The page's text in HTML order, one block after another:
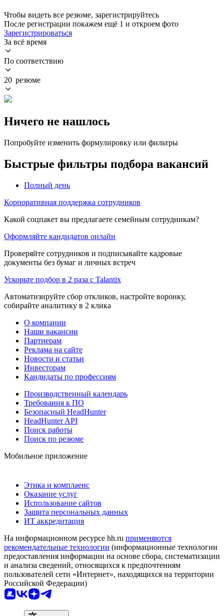
Чтобы видеть все резюме, зарегистрируйтесь
После регистрации покажем ещё 1 и откроем фото
Зарегистрироваться
За всё время
По соответствию
20 резюме
Ничего не нашлось
Попробуйте изменить формулировку или фильтры
Быстрые фильтры подбора вакансий
Полный день
Корпоративная поддержка сотрудников
Какой соцпакет вы предлагаете семейным сотрудникам?
Оформляйте кандидатов онлайн
Проверяйте сотрудников и подписывайте кадровые
документы без бумаг и личных встреч
Ускорьте подбор в 2 раза с Talantix
Автоматизируйте сбор откликов, настройте воронку,
собирайте аналитику в 2 клика
О компании
Наши вакансии
Партнерам
Реклама на сайте
Новости и статьи
Инвесторам
Кандидаты по профессиям
Производственный календарь
Требования к ПО
Безопасный HeadHunter
HeadHunter API
Поиск работы
Поиск по резюме
Мобильное приложение
Этика и комплаенс
Оказание услуг
Использование сайтов
Защита персональных данных
ИТ аккредитация
На информационном ресурсе hh.ru применяются
рекомендательные технологии (информационные технологии
предоставления информации на основе сбора, систематизации
и анализа сведений, относящихся к предпочтениям
пользователей сети «Интернет», находящихся на территории
Российской Федерации)